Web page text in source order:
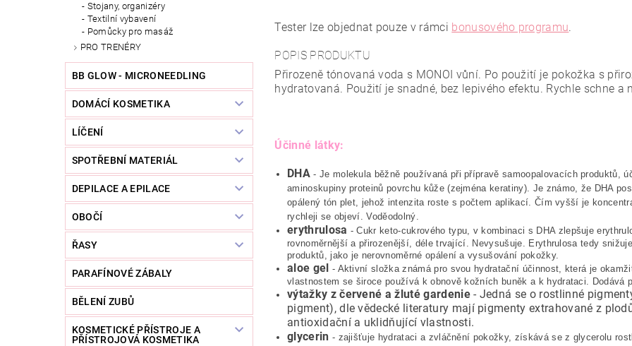
Stojany, organizéry
Textilní vybavení
Pomůcky pro masáž
PRO TRENÉRY
BB GLOW - MICRONEEDLING
DOMÁCÍ KOSMETIKA
LÍČENÍ
SPOTŘEBNÍ MATERIÁL
DEPILACE A EPILACE
OBOČÍ
ŘASY
PARAFÍNOVÉ ZÁBALY
BĚLENÍ ZUBŮ
KOSMETICKÉ PŘÍSTROJE A
PŘÍSTROJOVÁ KOSMETIKA
Tester lze objednat pouze v rámci bonusového programu.
POPIS PRODUKTU
Přirozeně tónovaná voda s MONOI vůní. Po použití je pokožka s
hydratovaná. Použití je snadné, bez lepivého efektu. Rychle schne a
Účinné látky:
DHA- Je molekula běžně používaná při přípravě samoopalovacích produktů,
aminoskupiny proteinů povrchu kůže (zejména keratiny). Je známo, že DHA
opálený tón plet, jehož intenzita roste s počtem aplikací. Čím vyšší je
rychleji se objeví. Voděodolný.
erythrulosa - Cukr keto-cukrového typu, v kombinaci s DHA zlepšuje
rovnoměrnější a přirozenější, déle trvající. Nevysušuje. Erythrulosa tedy
produktů, jako je nerovnoměrné opálení a vysušování pokožky.
aloe gel - Aktivní složka známá pro svou hydratační účinnost, která je
vlastnostem se široce používá k obnově kožních buněk a k hydrataci. Dodává
výtažky z červené a žluté gardenie- Jedná se o rostlinné
pigment), dle vědecké literatury mají pigmenty extrahované z
antioxidační a uklidňující vlastnosti.
glycerin - zajišťuje hydrataci a zvláčnění pokožky, získává se z glycerolu